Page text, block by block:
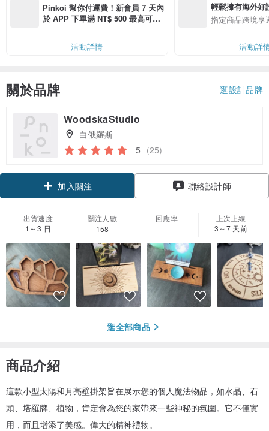
Pinkoi 幫你付運費！新會員 7 天內
於 APP 下單滿 NT$ 500 最高可折
活動詳情
輕鬆擁有海外好
指定商品跨境享
活動詳
關於品牌 逛設計品牌
WoodskaStudio
白俄羅斯
5 (25)
加入關注 聯絡設計師
出貨速度
1～3 日
關注人數
158
回應率
-
上次上線
3～7 天前
逛全部商品
商品介紹
這款小型太陽和月亮壁掛架旨在展示您的個人魔法物品，如水晶、石
頭、塔羅牌、植物，肯定會為您的家帶來一些神秘的氛圍。它不僅實
用，而且增添了美感。偉大的精神禮物。